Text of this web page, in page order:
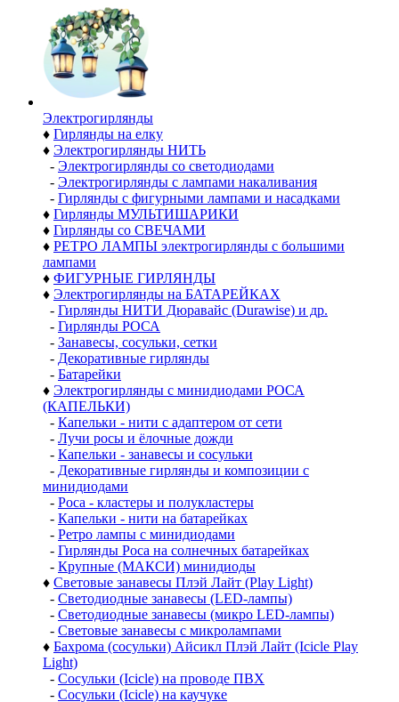
Электро­гирлянды
♦ Гирлянды на елку
♦ Электрогирлянды НИТЬ
- Электрогирлянды со светодиодами
- Электрогирлянды с лампами накаливания
- Гирлянды с фигурными лампами и насадками
♦ Гирлянды МУЛЬТИШАРИКИ
♦ Гирлянды со СВЕЧАМИ
♦ РЕТРО ЛАМПЫ электрогирлянды с большими
лампами
♦ ФИГУРНЫЕ ГИРЛЯНДЫ
♦ Электрогирлянды на БАТАРЕЙКАХ
- Гирлянды НИТИ Дюравайс (Durawise) и др.
- Гирлянды РОСА
- Занавесы, сосульки, сетки
- Декоративные гирлянды
- Батарейки
♦ Электрогирлянды с минидиодами РОСА
(КАПЕЛЬКИ)
- Капельки - нити с адаптером от сети
- Лучи росы и ёлочные дожди
- Капельки - занавесы и сосульки
- Декоративные гирлянды и композиции с
минидиодами
- Роса - кластеры и полукластеры
- Капельки - нити на батарейках
- Ретро лампы с минидиодами
- Гирлянды Роса на солнечных батарейках
- Крупные (МАКСИ) минидиоды
♦ Световые занавесы Плэй Лайт (Play Light)
- Светодиодные занавесы (LED-лампы)
- Светодиодные занавесы (микро LED-лампы)
- Световые занавесы с микролампами
♦ Бахрома (сосульки) Айсикл Плэй Лайт (Icicle Play
Light)
- Сосульки (Icicle) на проводе ПВХ
- Сосульки (Icicle) на каучуке